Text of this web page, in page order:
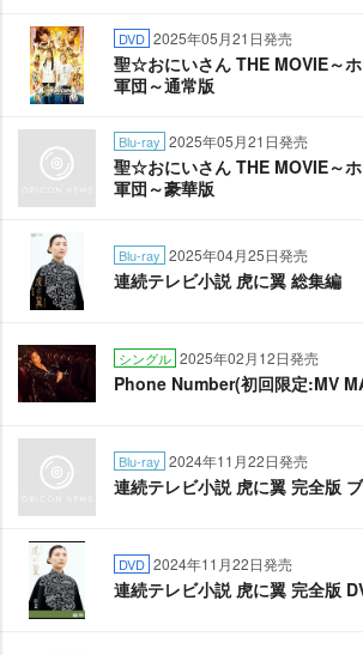
DVD 2025年05月21日発売
聖☆おにいさん THE MOVIE～
軍団～通常版
Blu-ray 2025年05月21日発売
聖☆おにいさん THE MOVIE～
軍団～豪華版
Blu-ray 2025年04月25日発売
連続テレビ小説 虎に翼 総集編
シングル 2025年02月12日発売
Phone Number(初回限定:MV
Blu-ray 2024年11月22日発売
連続テレビ小説 虎に翼 完全版
DVD 2024年11月22日発売
連続テレビ小説 虎に翼 完全版